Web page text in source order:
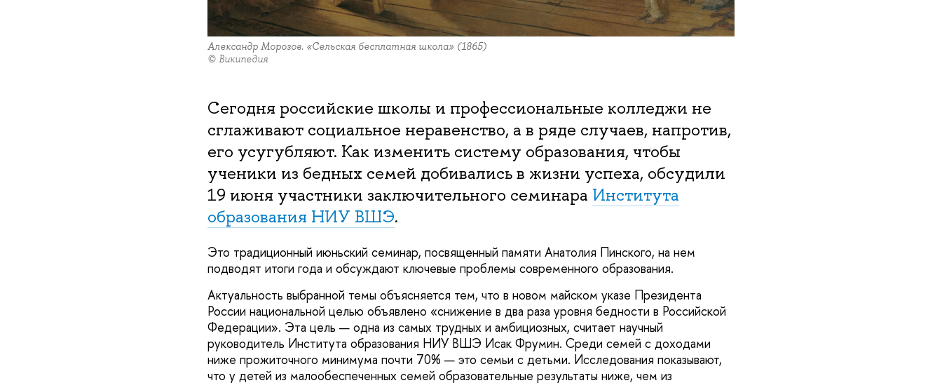
Александр Морозов. «Сельская бесплатная школа» (1865)
© Википедия
Сегодня российские школы и профессиональные колледжи не
сглаживают социальное неравенство, а в ряде случаев, напротив,
его усугубляют. Как изменить систему образования, чтобы
ученики из бедных семей добивались в жизни успеха, обсудили
19 июня участники заключительного семинара Института
образования НИУ ВШЭ.
Это традиционный июньский семинар, посвященный памяти Анатолия Пинского, на нем
подводят итоги года и обсуждают ключевые проблемы современного образования.
Актуальность выбранной темы объясняется тем, что в новом майском указе Президента
России национальной целью объявлено «снижение в два раза уровня бедности в Российской
Федерации». Эта цель — одна из самых трудных и амбициозных, считает научный
руководитель Института образования НИУ ВШЭ Исак Фрумин. Среди семей с доходами
ниже прожиточного минимума почти 70% — это семьи с детьми. Исследования показывают,
что у детей из малообеспеченных семей образовательные результаты ниже, чем из